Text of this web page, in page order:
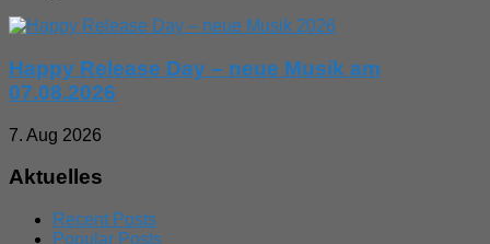
Happy Release Day – neue Musik am
07.08.2026
7. Aug 2026
Aktuelles
Recent Posts
Popular Posts